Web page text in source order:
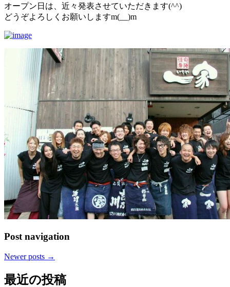
オープン日は、近々発表させていただきます(^^)
どうぞよろしくお願いしますm(__)m
Post navigation
Newer posts →
最近の投稿